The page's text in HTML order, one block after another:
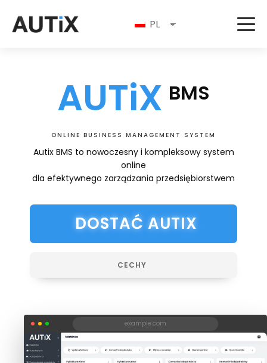
PL
AUTiX BMS
ONLINE BUSINESS MANAGEMENT SYSTEM
Autix BMS to nowoczesny i kompleksowy system
online
dla efektywnego zarządzania przedsiębiorstwem
DOSTAĆ AUTIX
CECHY